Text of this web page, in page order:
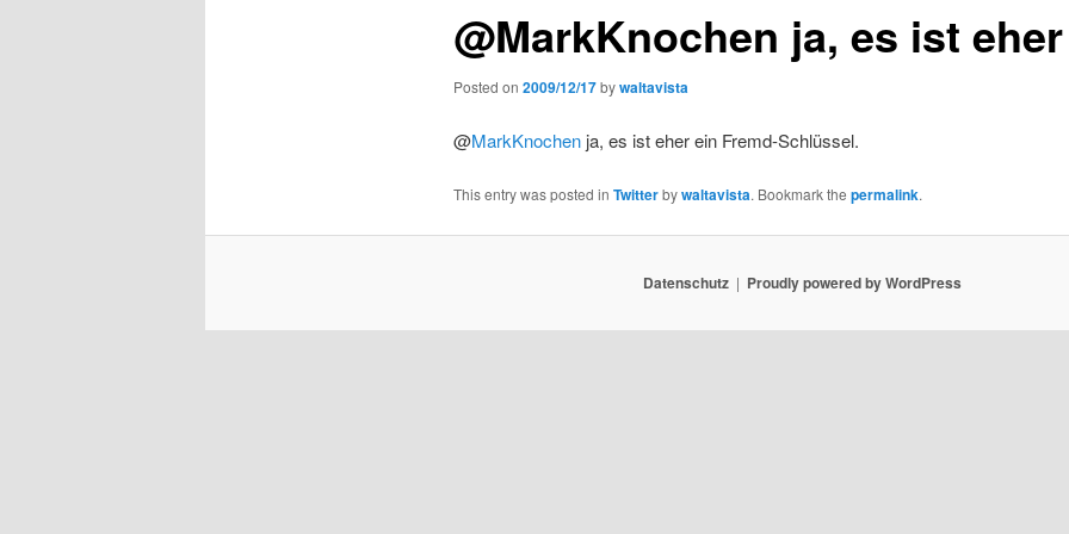
@MarkKnochen ja, es ist
Posted on 2009/12/17bywaltavista
@MarkKnochenja, es ist eher ein Fremd-Schlüssel.
This entry was posted in Twitterbywaltavista. Bookmark the permalink.
Datenschutz Proudly powered by WordPress